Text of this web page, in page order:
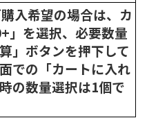
入希望の場合は、カ
」を選択、必要数量
」ボタンを押下して
での「カートに入れ
の数量選択は1個で